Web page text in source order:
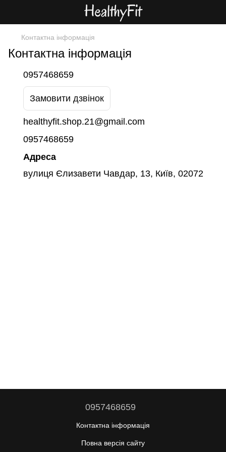
Контактна інформація
Контактна інформація
0957468659
Замовити дзвінок
healthyfit.shop.21@gmail.com
0957468659
Адреса
вулиця Єлизавети Чавдар, 13, Київ, 02072
0957468659
Контактна інформація
Повна версія сайту